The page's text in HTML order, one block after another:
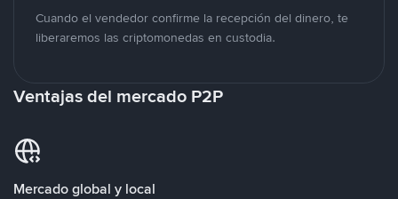
Cuando el vendedor confirme la recepción del dinero, te
liberaremos las criptomonedas en custodia.
Ventajas del mercado P2P
Mercado global y local